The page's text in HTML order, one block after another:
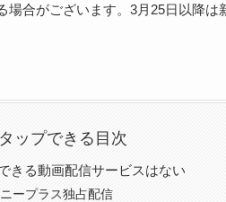
合がございます。3月25日以降は
タップできる目次
きる動画配信サービスはない
ープラス独占配信